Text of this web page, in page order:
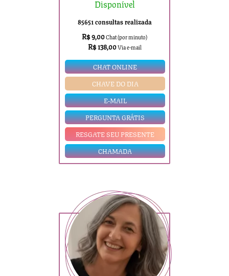
Disponível
85651 consultas realizada
R$ 9,00Chat (por minuto)
R$ 138,00Via e-mail
CHAT ONLINE
CHAVE DO DIA
E-MAIL
PERGUNTA GRÁTIS
RESGATE SEU PRESENTE
CHAMADA